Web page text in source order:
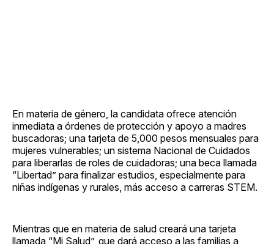
En materia de género, la candidata ofrece atención
inmediata a órdenes de protección y apoyo a madres
buscadoras; una tarjeta de 5,000 pesos mensuales para
mujeres vulnerables; un sistema Nacional de Cuidados
para liberarlas de roles de cuidadoras; una beca llamada
“Libertad” para finalizar estudios, especialmente para
niñas indígenas y rurales, más acceso a carreras STEM.
Mientras que en materia de salud creará una tarjeta
llamada “Mi Salud”, que dará acceso a las familias a